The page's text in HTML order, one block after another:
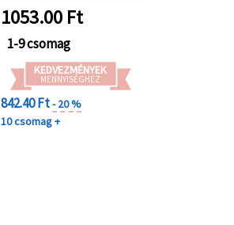
1053.00Ft
1-9 csomag
KEDVEZMÉNYEK
MENNYISÉGHEZ
842.40 Ft- 20 %
10 csomag +